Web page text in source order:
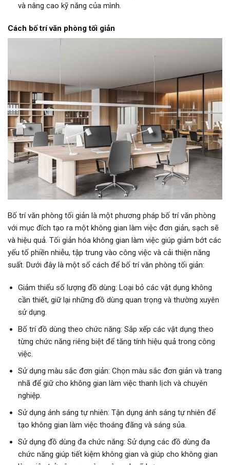
và nâng cao kỹ năng của mình.
Cách bố trí văn phòng tối giản
Bố trí văn phòng tối giản là một phương pháp bố trí văn phòng
với mục đích tạo ra một không gian làm việc đơn giản, sạch sẽ
và hiệu quả. Tối giản hóa không gian làm việc giúp giảm bớt các
yếu tố phiền nhiễu, tập trung vào công việc và cải thiện năng
suất. Dưới đây là một số cách để bố trí văn phòng tối giản:
Giảm thiểu số lượng đồ dùng: Loại bỏ các vật dụng không
cần thiết, giữ lại những đồ dùng quan trọng và thường xuyên
sử dụng.
Bố trí đồ dùng theo chức năng: Sắp xếp các vật dụng theo
từng chức năng riêng biệt để tăng tính hiệu quả trong công
việc.
Sử dụng màu sắc đơn giản: Chọn màu sắc đơn giản và trang
nhã để giữ cho không gian làm việc thanh lịch và chuyên
nghiệp.
Sử dụng ánh sáng tự nhiên: Tận dụng ánh sáng tự nhiên để
tạo không gian làm việc thoáng đãng và sáng sủa.
Sử dụng đồ dùng đa chức năng: Sử dụng các đồ dùng đa
chức năng giúp tiết kiệm không gian và giúp cho không gian